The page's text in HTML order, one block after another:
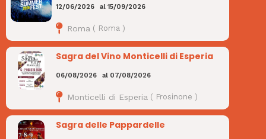
12/06/2026 al 15/09/2026
Roma ( Roma )
Sagra del Vino Monticelli di Esperia
06/08/2026 al 07/08/2026
Monticelli di Esperia ( Frosinone )
Sagra delle Pappardelle